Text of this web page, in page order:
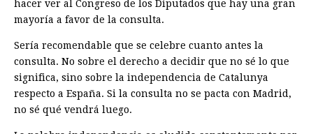
hacer ver al Congreso de los Diputados que hay una gran
mayoría a favor de la consulta.
Sería recomendable que se celebre cuanto antes la
consulta. No sobre el derecho a decidir que no sé lo que
significa, sino sobre la independencia de Catalunya
respecto a España. Si la consulta no se pacta con Madrid,
no sé qué vendrá luego.